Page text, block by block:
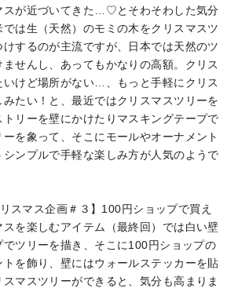
スが近づいてきた…♡とそわそわした気分
は生（天然）のモミの木をクリスマスツ
けするのが主流ですが、日本では天然のツ
ませんし、あってもかなりの高額。クリス
いけど場所がない…、もっと手軽にクリス
たい！と、最近ではクリスマスツリーを
リーを壁にかけたりマスキングテープで
を象って、そこにモールやオーナメント
ンプルで手軽な楽しみ方が人気のようで
スマス企画＃３】100円ショップで買え
を楽しむアイテム（最終回）では白い壁
でツリーを描き、そこに100円ショップの
を飾り、壁にはウォールステッカーを貼
マスツリーができると、気分も高まりま